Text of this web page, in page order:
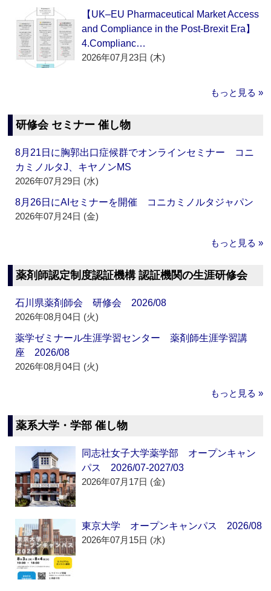
【UK–EU Pharmaceutical Market Access
and Compliance in the Post-Brexit Era】
4.Complianc…
2026年07月23日 (木)
もっと見る »
研修会 セミナー 催し物
8月21日に胸郭出口症候群でオンラインセミナー コニ
カミノルタJ、キヤノンMS
2026年07月29日 (水)
8月26日にAIセミナーを開催 コニカミノルタジャパン
2026年07月24日 (金)
もっと見る »
薬剤師認定制度認証機構 認証機関の生涯研修会
石川県薬剤師会 研修会 2026/08
2026年08月04日 (火)
薬学ゼミナール生涯学習センター 薬剤師生涯学習講
座 2026/08
2026年08月04日 (火)
もっと見る »
薬系大学・学部 催し物
同志社女子大学薬学部 オープンキャン
パス 2026/07-2027/03
2026年07月17日 (金)
東京大学 オープンキャンパス 2026/08
2026年07月15日 (水)